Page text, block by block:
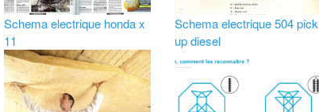
Schema electrique honda x
11
Schema electrique 504 pick
up diesel